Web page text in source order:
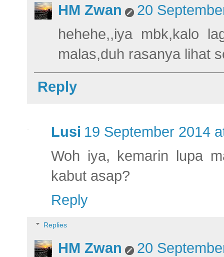
HM Zwan
20
hehehe,,iya mbk,kalo
malas,duh rasanya lihat
Reply
Lusi 19 September 2014
Woh iya, kemarin lupa
kabut asap?
Reply
Replies
HM Zwan
20